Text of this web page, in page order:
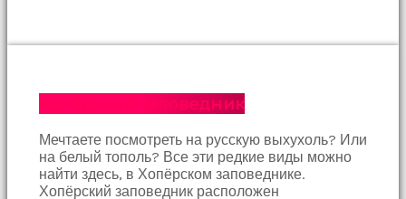
benim
altyazılı
porno
Хопёрский заповедник
Мечтаете посмотреть на русскую выхухоль? Или
на белый тополь? Все эти редкие виды можно
найти здесь, в Хопёрском заповеднике.
Хопёрский заповедник расположен